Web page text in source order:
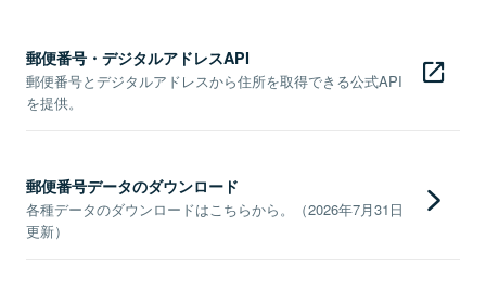
郵便番号・デジタルアドレスAPI
郵便番号とデジタルアドレスから住所を取得できる公式API
を提供。
郵便番号データのダウンロード
各種データのダウンロードはこちらから。（2026年7月31日
更新）